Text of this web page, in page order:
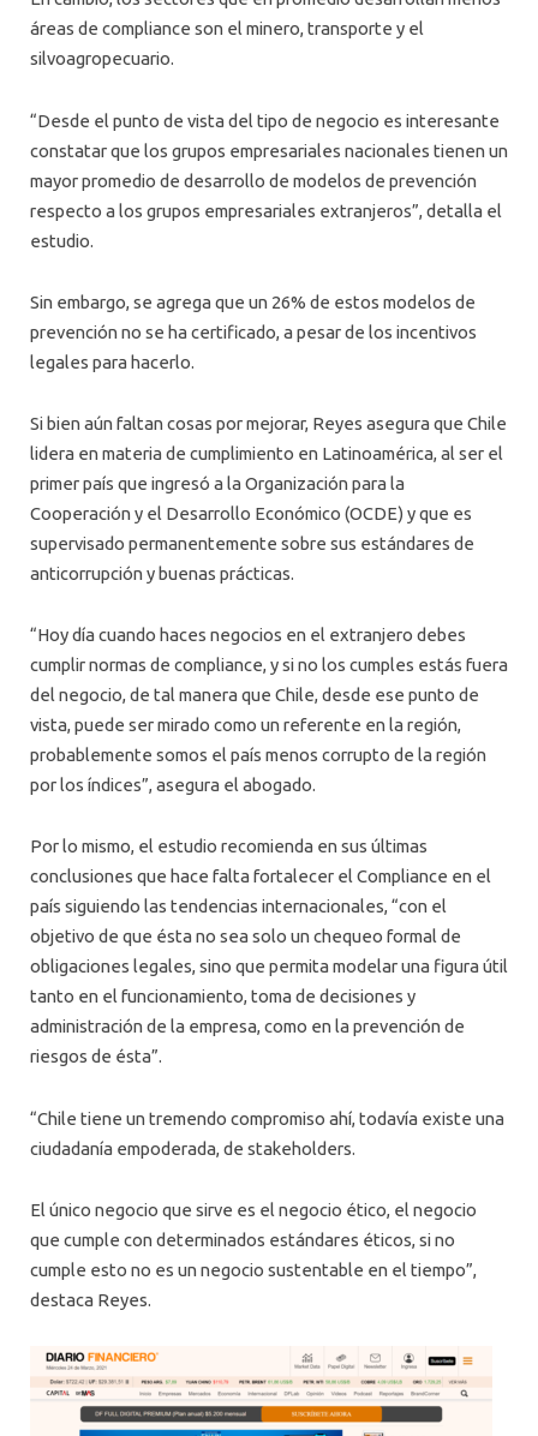
áreas de compliance son el minero, transporte y el
silvoagropecuario.
“Desde el punto de vista del tipo de negocio es interesante
constatar que los grupos empresariales nacionales tienen un
mayor promedio de desarrollo de modelos de prevención
respecto a los grupos empresariales extranjeros”, detalla el
estudio.
Sin embargo, se agrega que un 26% de estos modelos de
prevención no se ha certificado, a pesar de los incentivos
legales para hacerlo.
Si bien aún faltan cosas por mejorar, Reyes asegura que Chile
lidera en materia de cumplimiento en Latinoamérica, al ser el
primer país que ingresó a la Organización para la
Cooperación y el Desarrollo Económico (OCDE) y que es
supervisado permanentemente sobre sus estándares de
anticorrupción y buenas prácticas.
“Hoy día cuando haces negocios en el extranjero debes
cumplir normas de compliance, y si no los cumples estás fuera
del negocio, de tal manera que Chile, desde ese punto de
vista, puede ser mirado como un referente en la región,
probablemente somos el país menos corrupto de la región
por los índices”, asegura el abogado.
Por lo mismo, el estudio recomienda en sus últimas
conclusiones que hace falta fortalecer el Compliance en el
país siguiendo las tendencias internacionales, “con el
objetivo de que ésta no sea solo un chequeo formal de
obligaciones legales, sino que permita modelar una figura útil
tanto en el funcionamiento, toma de decisiones y
administración de la empresa, como en la prevención de
riesgos de ésta”.
“Chile tiene un tremendo compromiso ahí, todavía existe una
ciudadanía empoderada, de stakeholders.
El único negocio que sirve es el negocio ético, el negocio
que cumple con determinados estándares éticos, si no
cumple esto no es un negocio sustentable en el tiempo”,
destaca Reyes.